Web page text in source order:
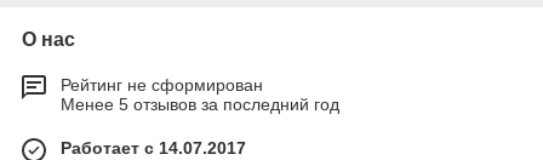
О нас
Рейтинг не сформирован
Менее 5 отзывов за последний год
Работает с 14.07.2017